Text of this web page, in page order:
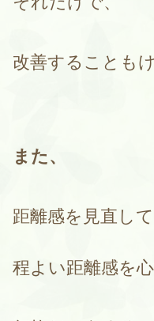
改善することも
また、
距離感を見直して
程よい距離感を